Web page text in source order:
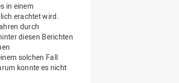
in einem
erachtet wird.
durch
diesen Berichten
solchen Fall
konnte es nicht